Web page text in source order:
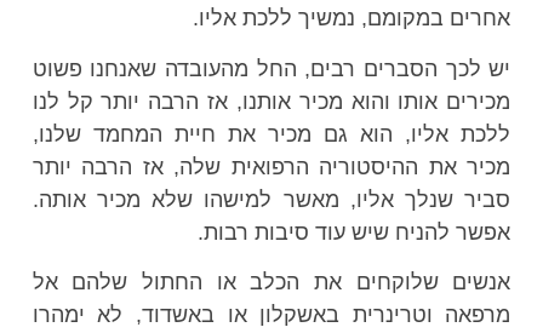
אחרים במקומם, נמשיך ללכת אליו.
יש לכך הסברים רבים, החל מהעובדה שאנחנו פשוט
מכירים אותו והוא מכיר אותנו, אז הרבה יותר קל לנו
ללכת אליו, הוא גם מכיר את חיית המחמד שלנו,
מכיר את ההיסטוריה הרפואית שלה, אז הרבה יותר
סביר שנלך אליו, מאשר למישהו שלא מכיר אותה.
אפשר להניח שיש עוד סיבות רבות.
אנשים שלוקחים את הכלב או החתול שלהם אל
מרפאה וטרינרית באשקלון או באשדוד, לא ימהרו